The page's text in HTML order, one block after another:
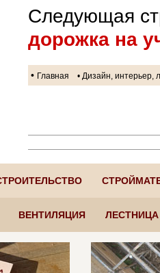
Следующая
дорожка на
• Главная • Дизайн, интерьер,
ВЕНТИЛЯЦИЯ ЛЕСТНИЦА